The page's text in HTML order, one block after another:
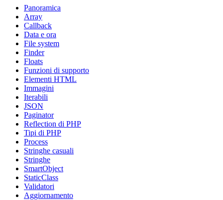
Panoramica
Array
Callback
Data e ora
File system
Finder
Floats
Funzioni di supporto
Elementi HTML
Immagini
Iterabili
JSON
Paginator
Reflection di PHP
Tipi di PHP
Process
Stringhe casuali
Stringhe
SmartObject
StaticClass
Validatori
Aggiornamento